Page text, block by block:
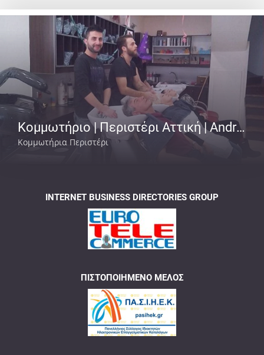
Κομμωτήριο | Περιστέρι Αττική | Andrew
Κομμωτήρια Περιστέρι
INTERNET BUSINESS DIRECTORIES GROUP
ΠΙΣΤΟΠΟΙΗΜΈΝΟ ΜΈΛΟΣ